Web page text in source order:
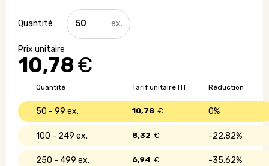
10,78€
quantité
de
Couteau
en
aluminium
Quantité Réduction
Tarif unitaire HT
50 - 99 0%
10,78 €
100 - 249 22.82%
8,32 €
250 - 499 35.62%
6,94 €